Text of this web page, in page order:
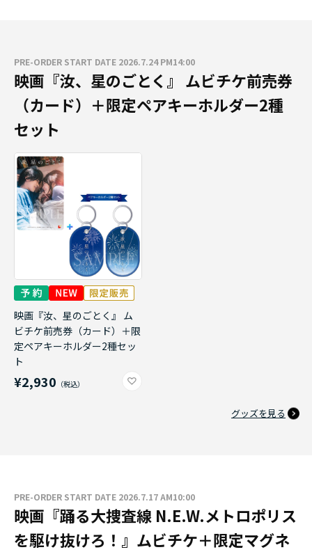
PRE-ORDER START DATE 2026.7.24 PM14:00
映画『汝、星のごとく』 ムビチケ前売券
（カード）＋限定ペアキーホルダー2種
セット
映画『汝、星のごとく』 ム
ビチケ前売券（カード）＋限
定ペアキーホルダー2種セッ
ト
¥2,930
グッズを見る
PRE-ORDER START DATE 2026.7.17 AM10:00
映画『踊る大捜査線 N.E.W.メトロポリス
を駆け抜けろ！』ムビチケ＋限定マグネ